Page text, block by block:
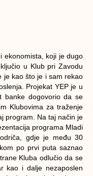
ekonomista, koji je dugo
u Klub pri Zavodu
je kao što je i sam rekao
Projekat YEP je u
banke dogovorio da se
Klubovima za traženje
program. Na taj način je
programa Mladi
gdje je među 30
po prvi puta saznao
Kluba odlučio da se
kao i dalje nezaposlen